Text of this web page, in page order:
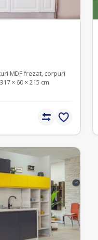
MDF frezat, corpuri
× 60 × 215 cm.